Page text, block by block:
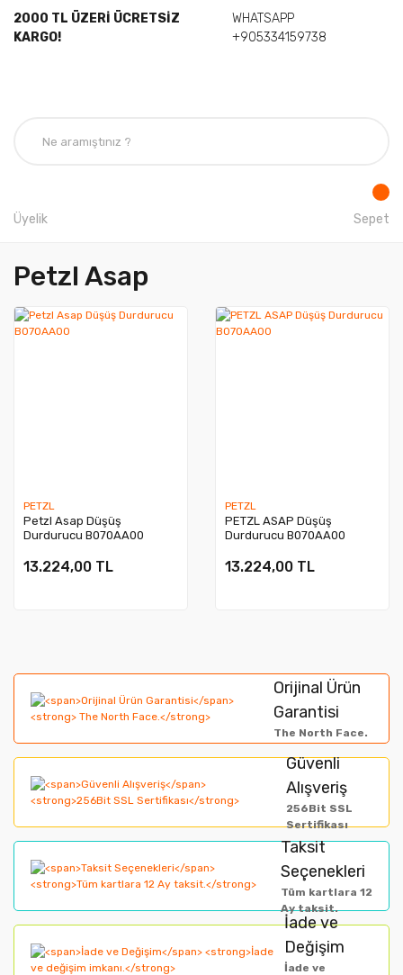
2000 TL ÜZERİ ÜCRETSİZ
KARGO!
WHATSAPP
+905334159738
Üyelik Sepet
Petzl Asap
PETZL
Petzl Asap Düşüş
Durdurucu B070AA00
13.224,00 TL
PETZL
PETZL ASAP Düşüş
Durdurucu B070AA00
13.224,00 TL
Orijinal Ürün
Garantisi
The North Face.
Güvenli
Alışveriş
256Bit SSL
Sertifikası
Taksit
Seçenekleri
Tüm kartlara 12
Ay taksit.
İade ve
Değişim
İade ve